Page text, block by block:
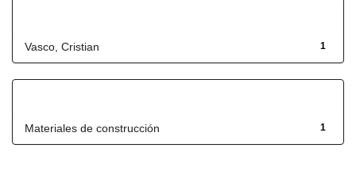
1
Vasco, Cristian
1
Materiales de construcción